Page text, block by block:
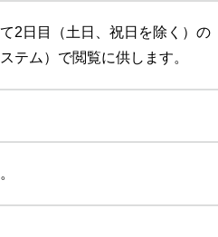
2日目（土日、祝日を除く）の
テム）で閲覧に供します。